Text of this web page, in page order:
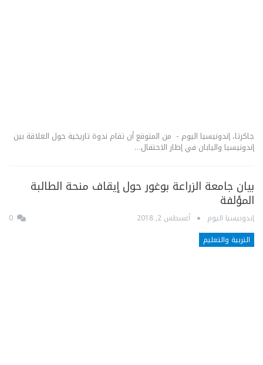
جاكرتا، إندونيسيا اليوم - من المتوقع أن تقام ندوة تاريخية حول العلاقة بين
إندونيسيا واليابان في إطار الاحتفال…
بيان جامعة الزراعة بوغور حول إيقاف منحة الطالبة
المؤلفة
إندونيسيا اليوم أغسطس 2, 2018
التربية والتعليم